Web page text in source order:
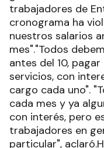
trabajadores de
cronograma ha
nuestros salarios
mes"."Todos
antes del 10,
servicios, con
cargo cada uno".
cada mes y ya
con interés, pero
trabajadores en
particular",